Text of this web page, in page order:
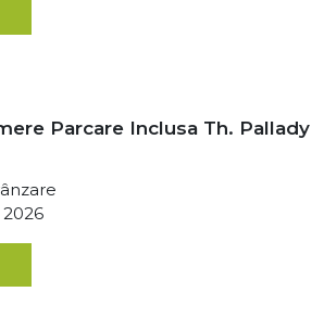
Parcare Inclusa Th. Pallady
2026